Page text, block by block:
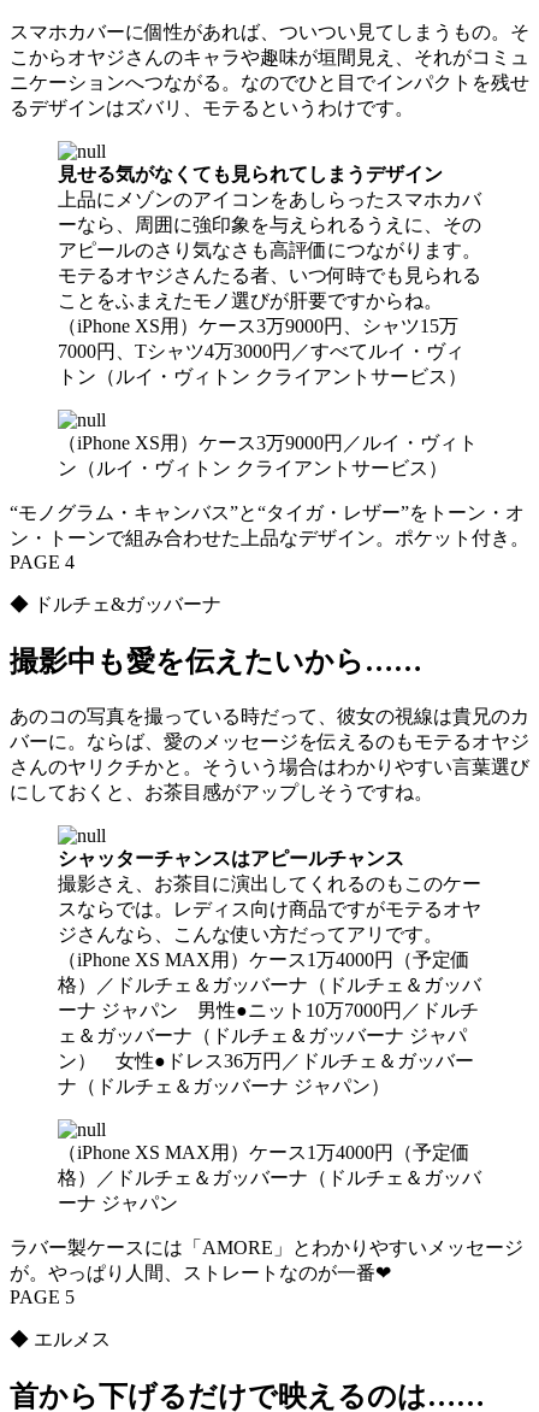
スマホカバーに個性があれば、ついつい見てしまうもの。そ
こからオヤジさんのキャラや趣味が垣間見え、それがコミュ
ニケーションへつながる。なのでひと目でインパクトを残せ
るデザインはズバリ、モテるというわけです。
見せる気がなくても見られてしまうデザイン
上品にメゾンのアイコンをあしらったスマホカバ
ーなら、周囲に強印象を与えられるうえに、その
アピールのさり気なさも高評価につながります。
モテるオヤジさんたる者、いつ何時でも見られる
ことをふまえたモノ選びが肝要ですからね。
（iPhone XS用）ケース3万9000円、シャツ15万
7000円、Tシャツ4万3000円／すべてルイ・ヴィ
トン（ルイ・ヴィトン クライアントサービス）
（iPhone XS用）ケース3万9000円／ルイ・ヴィト
ン（ルイ・ヴィトン クライアントサービス）
“モノグラム・キャンバス”と“タイガ・レザー”をトーン・オ
ン・トーンで組み合わせた上品なデザイン。ポケット付き。
PAGE 4
◆ ドルチェ&ガッバーナ
撮影中も愛を伝えたいから……
あのコの写真を撮っている時だって、彼女の視線は貴兄のカ
バーに。ならば、愛のメッセージを伝えるのもモテるオヤジ
さんのヤリクチかと。そういう場合はわかりやすい言葉選び
にしておくと、お茶目感がアップしそうですね。
シャッターチャンスはアピールチャンス
撮影さえ、お茶目に演出してくれるのもこのケー
スならでは。レディス向け商品ですがモテるオヤ
ジさんなら、こんな使い方だってアリです。
（iPhone XS MAX用）ケース1万4000円（予定価
格）／ドルチェ＆ガッバーナ（ドルチェ＆ガッバ
ーナ ジャパン 男性●ニット10万7000円／ドルチ
ェ＆ガッバーナ（ドルチェ＆ガッバーナ ジャパ
ン） 女性●ドレス36万円／ドルチェ＆ガッバー
ナ（ドルチェ＆ガッバーナ ジャパン）
（iPhone XS MAX用）ケース1万4000円（予定価
格）／ドルチェ＆ガッバーナ（ドルチェ＆ガッバ
ーナ ジャパン
ラバー製ケースには「AMORE」とわかりやすいメッセージ
が。やっぱり人間、ストレートなのが一番❤︎
PAGE 5
◆ エルメス
首から下げるだけで映えるのは……